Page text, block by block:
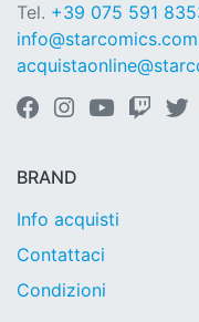
Tel. +39 075 591
info@starcomics.com
BRAND
Info acquisti
Contattaci
Condizioni